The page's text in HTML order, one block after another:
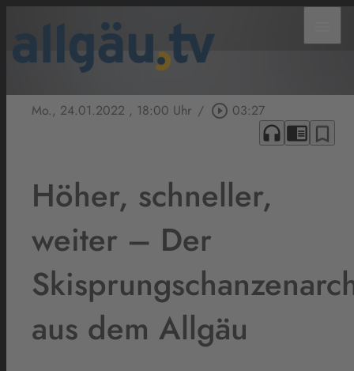
Mo., 24.01.2022 , 18:00 Uhr / play_circle_outline 03:27
headphones chrome_reader_mode bookmark_border
Höher, schneller,
weiter – Der
aus dem Allgäu